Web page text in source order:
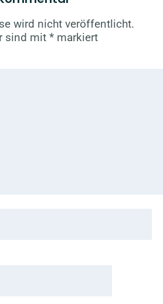
wird nicht veröffentlicht.
sind mit * markiert